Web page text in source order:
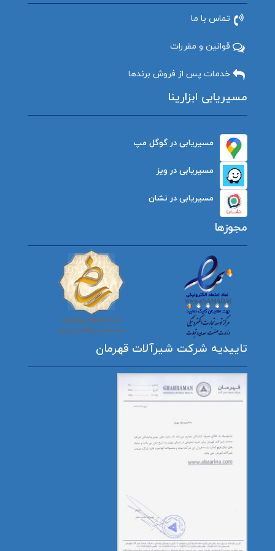
تماس با ما
قوانین و مقررات
خدمات پس از فروش برندها
مسیریابی ابزارینا
مسیریابی در گوگل مپ
مسیریابی در ویز
مسیریابی در نشان
مجوزها
تاییدیه شرکت شیرآلات قهرمان